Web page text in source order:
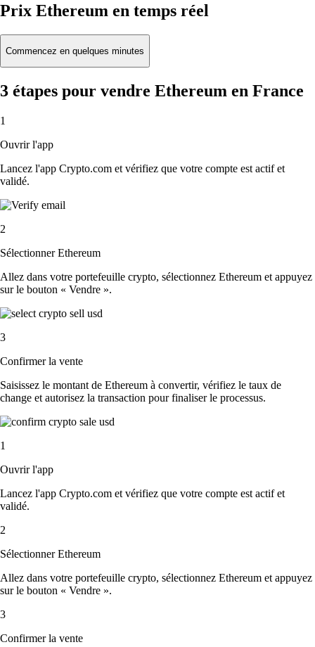
Prix Ethereum en temps réel
Commencez en quelques minutes
3 étapes pour vendre Ethereum en France
1
Ouvrir l'app
Lancez l'app Crypto.com et vérifiez que votre compte est actif et
validé.
2
Sélectionner Ethereum
Allez dans votre portefeuille crypto, sélectionnez Ethereum et appuyez
sur le bouton « Vendre ».
3
Confirmer la vente
Saisissez le montant de Ethereum à convertir, vérifiez le taux de
change et autorisez la transaction pour finaliser le processus.
1
Ouvrir l'app
Lancez l'app Crypto.com et vérifiez que votre compte est actif et
validé.
2
Sélectionner Ethereum
Allez dans votre portefeuille crypto, sélectionnez Ethereum et appuyez
sur le bouton « Vendre ».
3
Confirmer la vente